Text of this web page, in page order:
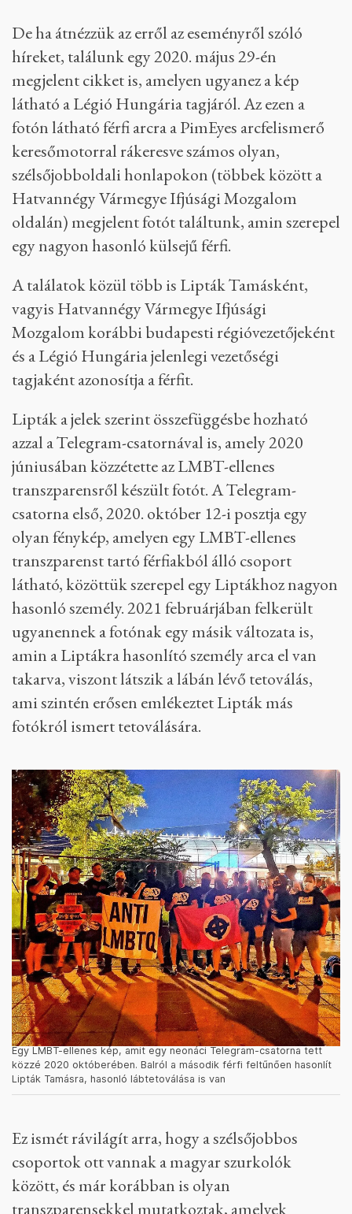
De ha átnézzük az erről az eseményről szóló
híreket, találunk egy 2020. május 29-én
megjelent cikket is, amelyen ugyanez a kép
látható a Légió Hungária tagjáról. Az ezen a
fotón látható férfi arcra a PimEyes arcfelismerő
keresőmotorral rákeresve számos olyan,
szélsőjobboldali honlapokon (többek között a
Hatvannégy Vármegye Ifjúsági Mozgalom
oldalán) megjelent fotót találtunk, amin szerepel
egy nagyon hasonló külsejű férfi.
A találatok közül több is Lipták Tamásként,
vagyis Hatvannégy Vármegye Ifjúsági
Mozgalom korábbi budapesti régióvezetőjeként
és a Légió Hungária jelenlegi vezetőségi
tagjaként azonosítja a férfit.
Lipták a jelek szerint összefüggésbe hozható
azzal a Telegram-csatornával is, amely 2020
júniusában közzétette az LMBT-ellenes
transzparensről készült fotót. A Telegram-
csatorna első, 2020. október 12-i posztja egy
olyan fénykép, amelyen egy LMBT-ellenes
transzparenst tartó férfiakból álló csoport
látható, közöttük szerepel egy Liptákhoz nagyon
hasonló személy. 2021 februárjában felkerült
ugyanennek a fotónak egy másik változata is,
amin a Liptákra hasonlító személy arca el van
takarva, viszont látszik a lábán lévő tetoválás,
ami szintén erősen emlékeztet Lipták más
fotókról ismert tetoválására.
Egy LMBT-ellenes kép, amit egy neonáci Telegram-csatorna tett
közzé 2020 októberében. Balról a második férfi feltűnően hasonlít
Lipták Tamásra, hasonló lábtetoválása is van
Ez ismét rávilágít arra, hogy a szélsőjobbos
csoportok ott vannak a magyar szurkolók
között, és már korábban is olyan
transzparensekkel mutatkoztak, amelyek